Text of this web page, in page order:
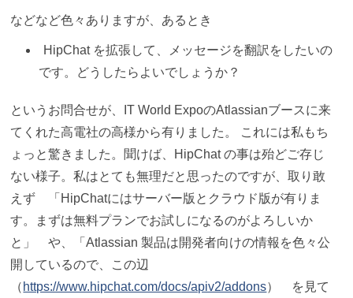
などなど色々ありますが、あるとき
HipChat を拡張して、メッセージを翻訳をしたいの
です。どうしたらよいでしょうか？
というお問合せが、IT World ExpoのAtlassianブースに来
てくれた高電社の高様から有りました。 これには私もち
ょっと驚きました。聞けば、HipChat の事は殆どご存じ
ない様子。私はとても無理だと思ったのですが、取り敢
えず 「HipChatにはサーバー版とクラウド版が有りま
す。まずは無料プランでお試しになるのがよろしいか
と」 や、「Atlassian 製品は開発者向けの情報を色々公
開しているので、この辺
（ https://www.hipchat.com/docs/apiv2/addons） を見て